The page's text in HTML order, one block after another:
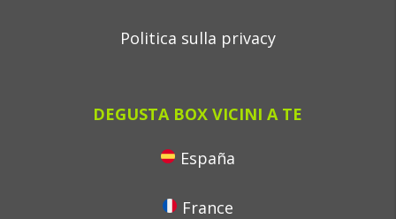
Politica sulla privacy
DEGUSTA BOX VICINI A TE
España
France